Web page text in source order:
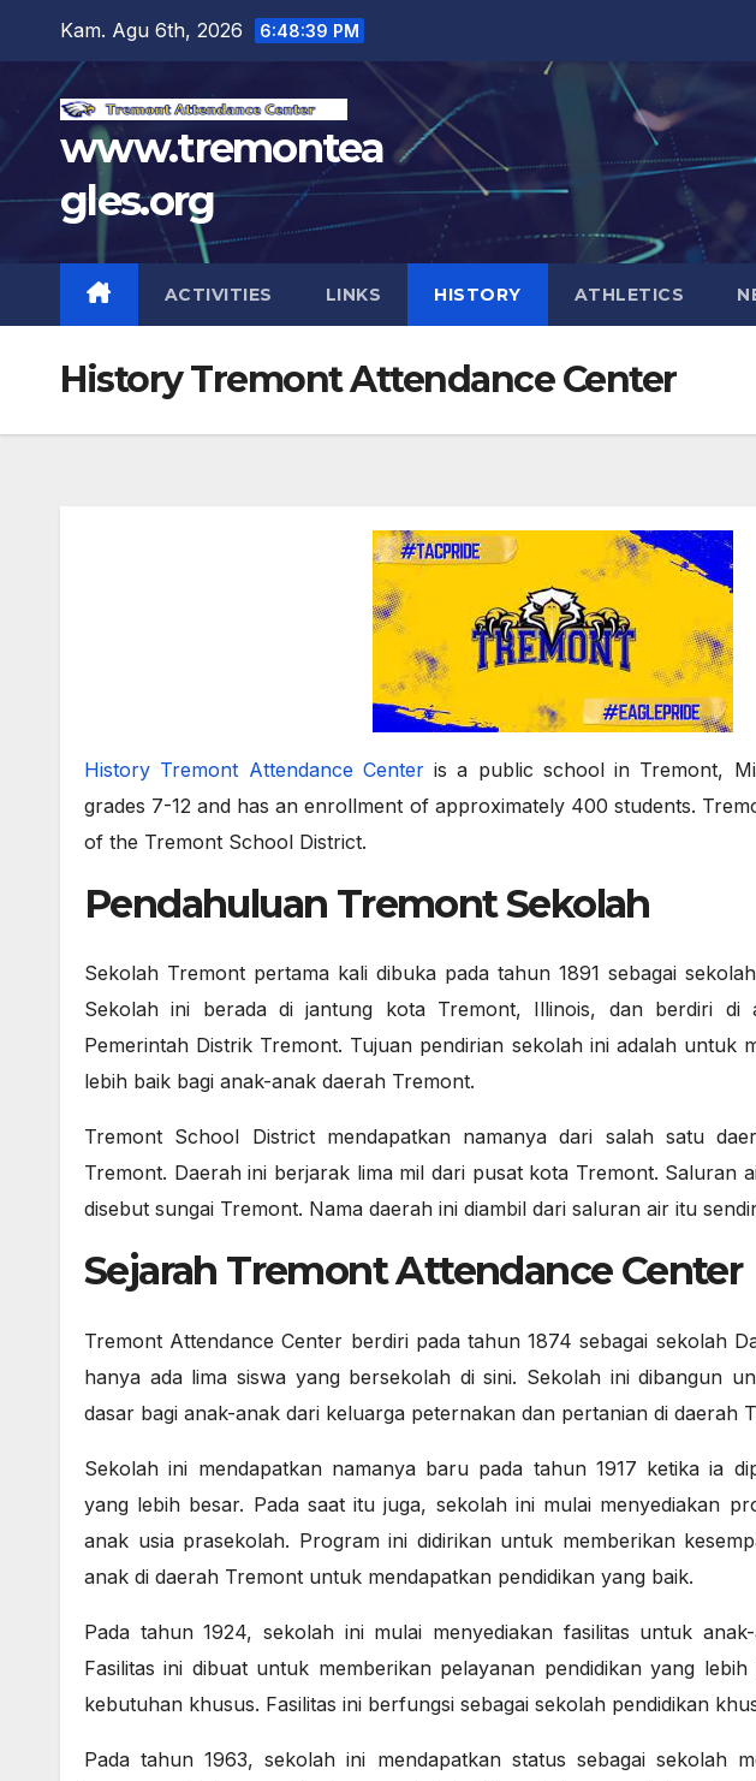
content
Kam. Agu 6th, 2026 6:48:40 PM
www.tremontea
gles.org
ACTIVITIES LINKS HISTORY ATHLETICS
History Tremont Attendance Center
History Tremont Attendance Centeris a public school in Tremont,
grades 7-12 and has an enrollment of approximately 400 students.
of the Tremont School District.
Pendahuluan Tremont Sekolah
Sekolah Tremont pertama kali dibuka pada tahun 1891 sebagai
Sekolah ini berada di jantung kota Tremont, Illinois, dan berdiri di
Pemerintah Distrik Tremont. Tujuan pendirian sekolah ini adalah untuk
lebih baik bagi anak-anak daerah Tremont.
Tremont School District mendapatkan namanya dari salah satu
Tremont. Daerah ini berjarak lima mil dari pusat kota Tremont. Saluran
disebut sungai Tremont. Nama daerah ini diambil dari saluran air itu
Sejarah Tremont Attendance Center
Tremont Attendance Center berdiri pada tahun 1874 sebagai sekolah
hanya ada lima siswa yang bersekolah di sini. Sekolah ini dibangun
dasar bagi anak-anak dari keluarga peternakan dan pertanian di daerah
Sekolah ini mendapatkan namanya baru pada tahun 1917 ketika ia
yang lebih besar. Pada saat itu juga, sekolah ini mulai menyediakan
anak usia prasekolah. Program ini didirikan untuk memberikan
anak di daerah Tremont untuk mendapatkan pendidikan yang baik.
Pada tahun 1924, sekolah ini mulai menyediakan fasilitas untuk
Fasilitas ini dibuat untuk memberikan pelayanan pendidikan yang
kebutuhan khusus. Fasilitas ini berfungsi sebagai sekolah pendidikan
Pada tahun 1963, sekolah ini mendapatkan status sebagai sekolah